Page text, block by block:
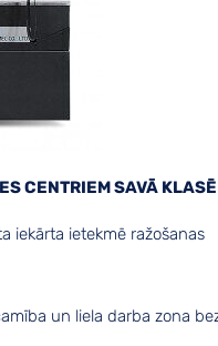
CENTRIEM SAVĀ KLASĒ
iekārta ietekmē ražošanas
un liela darba zona